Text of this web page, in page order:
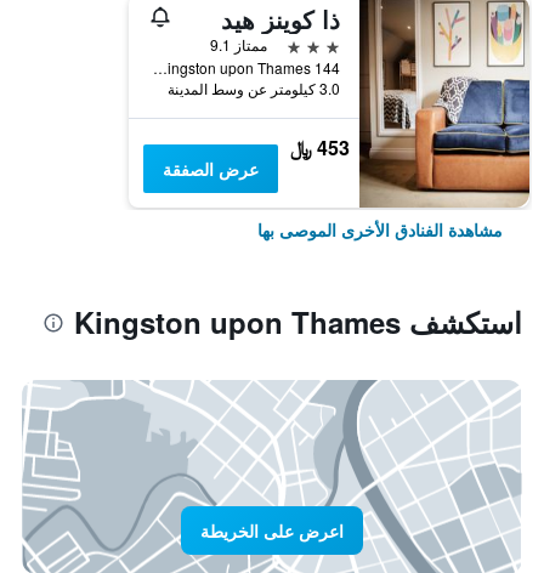
ذا كوينز هيد
3 نجوم
ممتاز 9.1
144 Richmond Road, Kingston upon Thames, المملكة المتحدة
3.0 كيلومتر عن وسط المدينة
453 ﷼
عرض الصفقة
مشاهدة الفنادق الأخرى الموصى بها
استكشف Kingston upon Thames
اعرض على الخريطة